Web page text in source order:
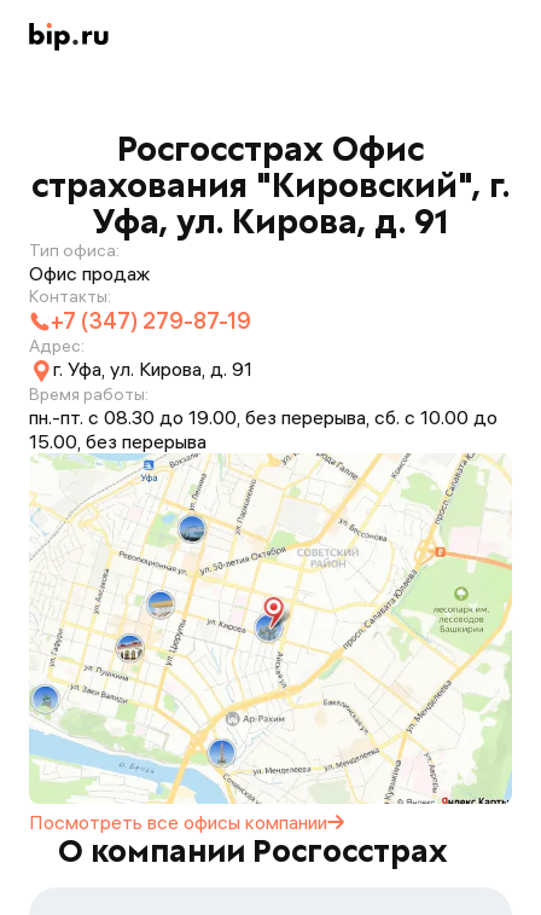
Росгосстрах Офис
страхования "Кировский", г.
Уфа, ул. Кирова, д. 91
Тип офиса:
Офис продаж
Контакты:
+7 (347) 279-87-19
Адрес:
г. Уфа, ул. Кирова, д. 91
Время работы:
пн.-пт. с 08.30 до 19.00, без перерыва, сб. с 10.00 до
15.00, без перерыва
Посмотреть все офисы компании
О компании Росгосстрах